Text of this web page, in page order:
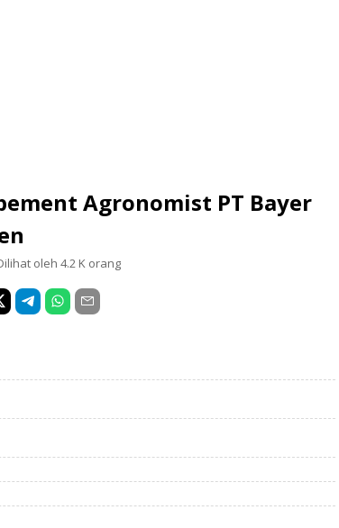
Agronomist PT Bayer
oleh 4.2 K orang